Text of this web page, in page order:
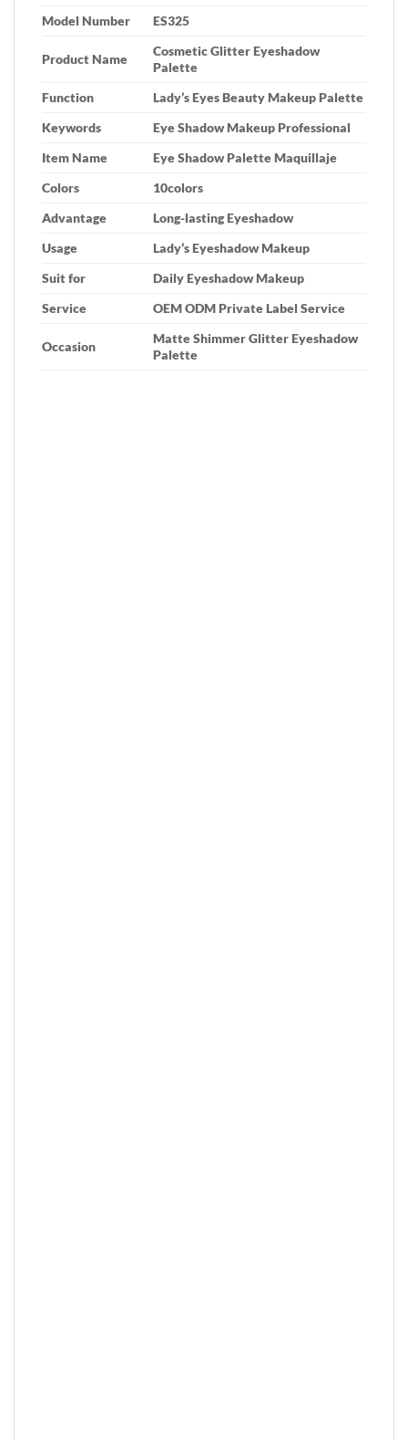
Model Number
ES325
Product Name
Cosmetic Glitter Eyeshadow
Palette
Function
Lady’s Eyes Beauty Makeup Palette
Keywords
Eye Shadow Makeup Professional
Item Name
Eye Shadow Palette Maquillaje
Colors
10colors
Advantage
Long-lasting Eyeshadow
Usage
Lady’s Eyeshadow Makeup
Suit for
Daily Eyeshadow Makeup
Service
OEM ODM Private Label Service
Occasion
Matte Shimmer Glitter Eyeshadow
Palette